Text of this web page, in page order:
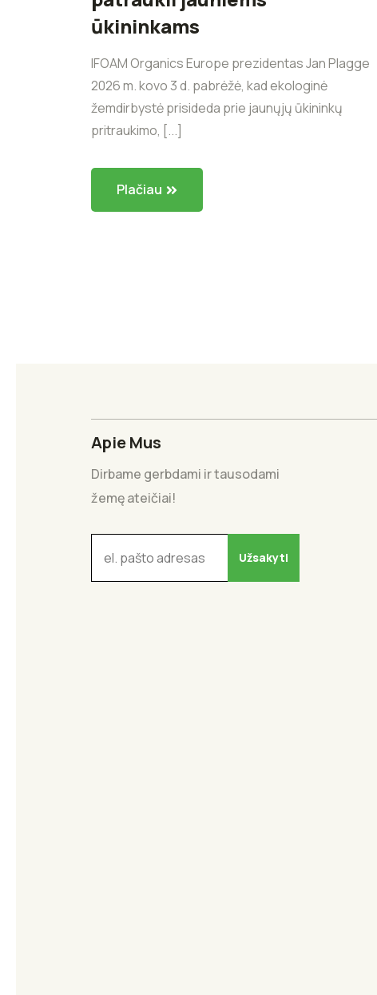
ūkininkams
IFOAM Organics Europe prezidentas Jan Plagge
2026 m. kovo 3 d. pabrėžė, kad ekologinė
žemdirbystė prisideda prie jaunųjų ūkininkų
pritraukimo, [...]
Plačiau
Apie Mus
Dirbame gerbdami ir tausodami
žemę ateičiai!